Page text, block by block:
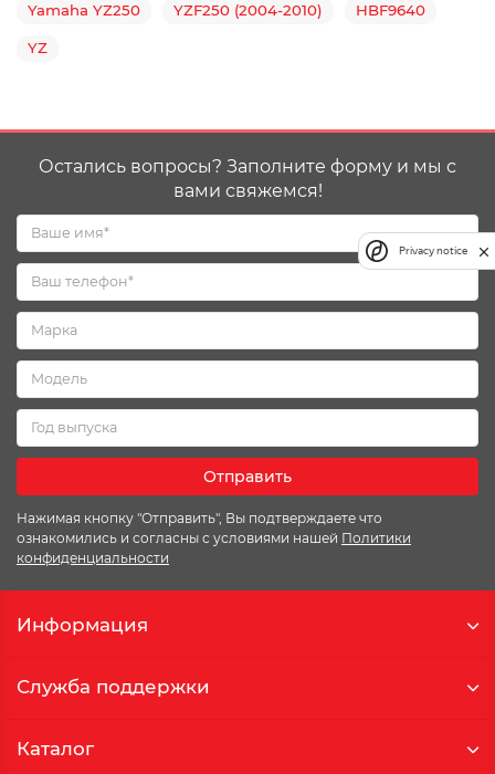
Yamaha YZ250 YZF250 (2004-2010) HBF9640
YZ
Остались вопросы? Заполните форму и мы с
вами свяжемся!
Отправить
Нажимая кнопку "Отправить", Вы подтверждаете что
ознакомились и согласны с условиями нашей Политики
конфиденциальности
Информация
Служба поддержки
Каталог
Privacy notice